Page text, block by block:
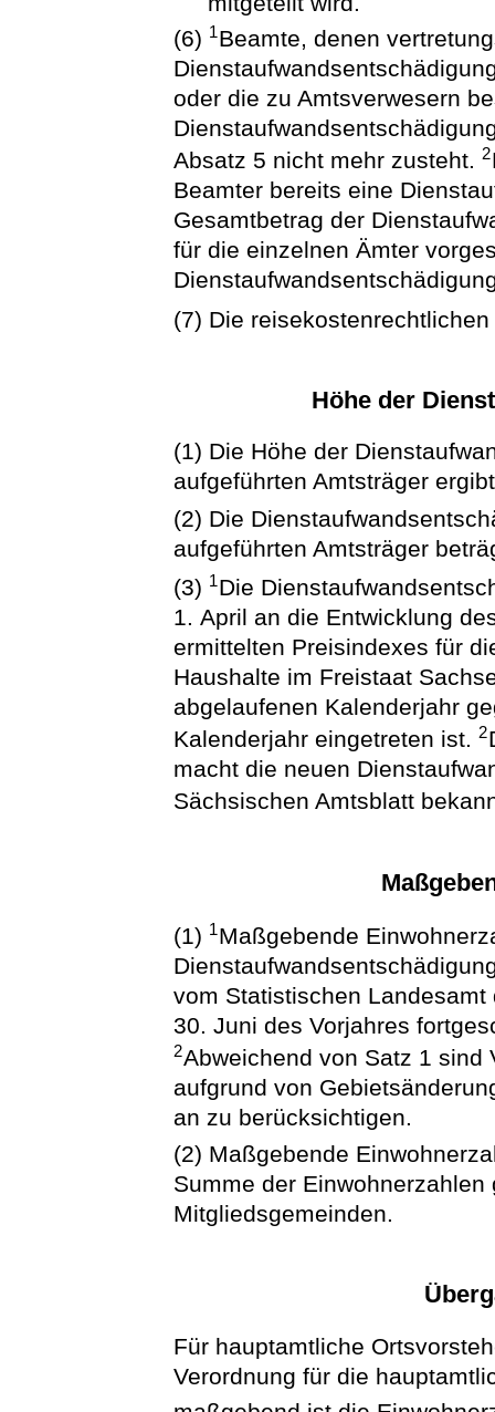
(6) 1Beamte, denen
oder die zu Amtsverwesern
Absatz 5 nicht mehr zusteht.2
Beamter bereits eine
Gesamtbetrag der
für die einzelnen Ämter
(7) Die
Höhe der
(1) Die Höhe der
aufgeführten Amtsträger
(2) Die
aufgeführten Amtsträger
(3) 1Die
1. April an die Entwicklung
ermittelten Preisindexes für
Haushalte im Freistaat
abgelaufenen Kalenderjahr
Kalenderjahr eingetreten ist.2
macht die neuen
Sächsischen Amtsblatt
(1) 1Maßgebende
vom Statistischen
30. Juni des Vorjahres
2Abweichend von Satz 1 sind
aufgrund von
an zu berücksichtigen.
(2) Maßgebende
Summe der
Mitgliedsgemeinden.
Für hauptamtliche
Verordnung für die